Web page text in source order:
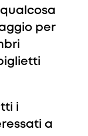
per
i
a